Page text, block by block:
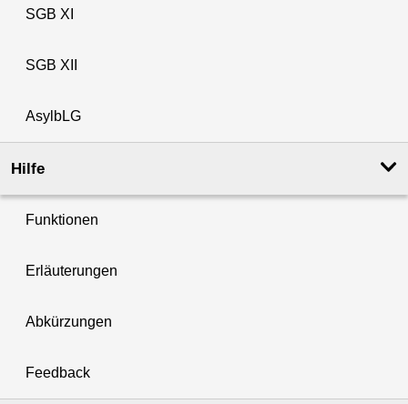
SGB XI
SGB XII
AsylbLG
Hilfe
Funktionen
Erläuterungen
Abkürzungen
Feedback